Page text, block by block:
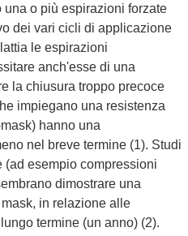
o più espirazioni forzate
dei vari cicli di applicazione
le espirazioni
anch'esse di una
la chiusura troppo precoce
impiegano una resistenza
hanno una
nel breve termine (1). Studi
(ad esempio compressioni
dimostrare una
in relazione alle
termine (un anno) (2).